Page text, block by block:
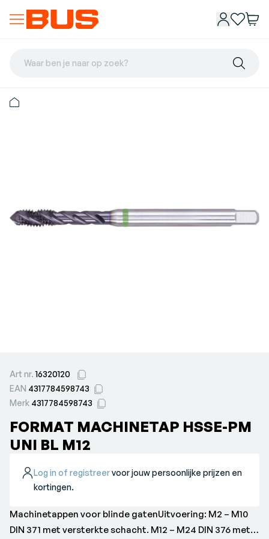
Waar ben je naar op zoek?
Art nr.16320120
EAN 4317784598743
Merk 4317784598743
FORMAT MACHINETAP HSSE-PM
UNI BL M12
Log in of registreervoor jouw persoonlijke prijzen en
kortingen.
Machinetappen voor blinde gatenUitvoering: M2 – M10
DIN 371 met versterkte schacht. M12 – M24 DIN 376 met